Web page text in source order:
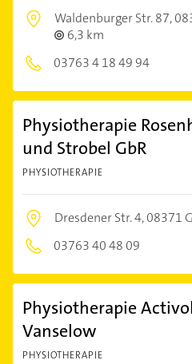
Waldenburger Str. 87,
6,3 km
03763 4 18 49 94
Physiotherapie
und Strobel GbR
PHYSIOTHERAPIE
Dresdener Str. 4,08371
03763 40 48 09
Physiotherapie
Vanselow
PHYSIOTHERAPIE